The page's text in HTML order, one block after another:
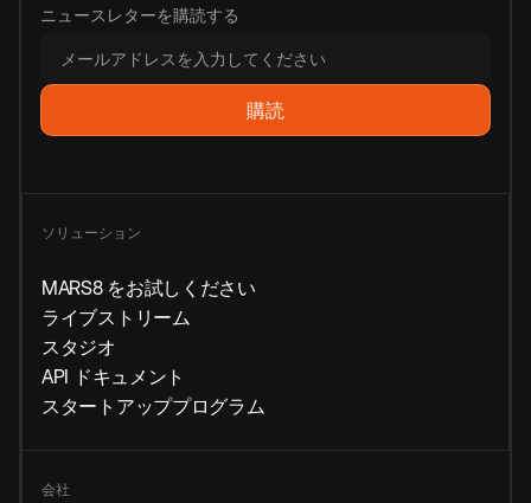
ニュースレターを購読する
ソリューション
MARS8 をお試しください
ライブストリーム
スタジオ
API ドキュメント
スタートアッププログラム
会社